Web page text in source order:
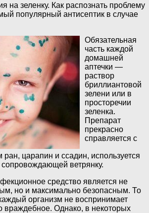
на зеленку. Как распознать проблему
популярный антисептик в случае
Обязательная
часть каждой
домашней
аптечки —
раствор
бриллиантовой
зелени или в
просторечии
зеленка.
Препарат
прекрасно
справляется с
царапин и ссадин, используется
ветрянку.
средство является не
но и максимально безопасным. То
организм не воспринимает
враждебное. Однако, в некоторых